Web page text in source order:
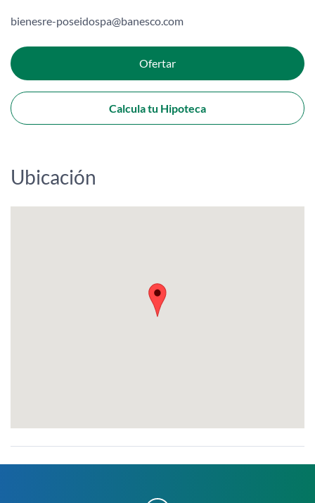
bienesre-poseidospa@banesco.com
Ofertar
Calcula tu Hipoteca
Ubicación